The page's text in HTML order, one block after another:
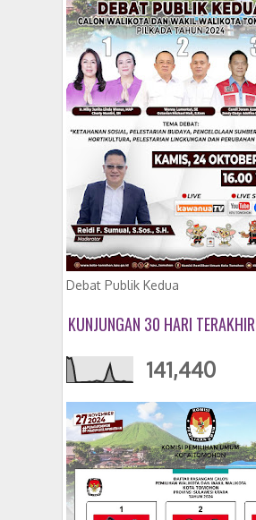
Debat Publik Kedua
KUNJUNGAN 30 HARI TERAKHIR
141,440